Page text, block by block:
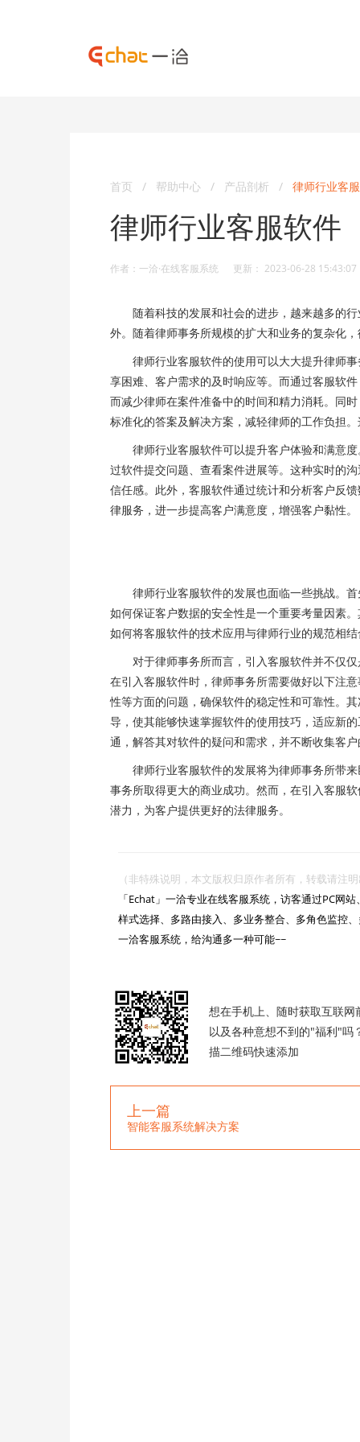
首页 / 帮助中心 / 产品剖析 / 律师行业客
律师行业客服软件
作者：一洽·在线客服系统 更新： 2023-06-28 15:43:07
随着科技的发展和社会的进步，越来越多的行
外。随着律师事务所规模的扩大和业务的复杂化
律师行业客服软件的使用可以大大提升律师事
享困难、客户需求的及时响应等。而通过客服软
而减少律师在案件准备中的时间和精力消耗。同
标准化的答案及解决方案，减轻律师的工作负担
律师行业客服软件可以提升客户体验和满意度
过软件提交问题、查看案件进展等。这种实时的
信任感。此外，客服软件通过统计和分析客户反
律服务，进一步提高客户满意度，增强客户黏性。
律师行业客服软件的发展也面临一些挑战。首
如何保证客户数据的安全性是一个重要考量因素
如何将客服软件的技术应用与律师行业的规范相
对于律师事务所而言，引入客服软件并不仅仅
在引入客服软件时，律师事务所需要做好以下注
性等方面的问题，确保软件的稳定性和可靠性。
导，使其能够快速掌握软件的使用技巧，适应新
通，解答其对软件的疑问和需求，并不断收集客
律师行业客服软件的发展将为律师事务所带来
事务所取得更大的商业成功。然而，在引入客服
潜力，为客户提供更好的法律服务。
（非特殊说明，本文版权归原作者所有，转载请
「Echat」一洽专业在线客服系统，访客通过PC网
样式选择、多路由接入、多业务整合、多角色监控
一洽客服系统，给沟通多一种可能~~
想在手机上、随时获取互联网
以及各种意想不到的"福利"吗
描二维码快速添加
上一篇
智能客服系统解决方案